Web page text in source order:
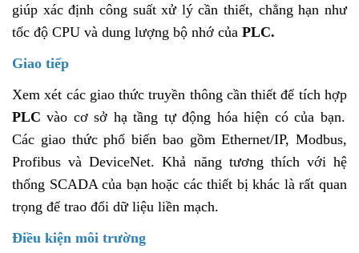
giúp xác định công suất xử lý cần thiết, chẳng hạn như
tốc độ CPU và dung lượng bộ nhớ của PLC.
Giao tiếp
Xem xét các giao thức truyền thông cần thiết để tích hợp
PLCvào cơ sở hạ tầng tự động hóa hiện có của bạn.
Các giao thức phổ biến bao gồm Ethernet/IP, Modbus,
Profibus và DeviceNet. Khả năng tương thích với hệ
thống SCADA của bạn hoặc các thiết bị khác là rất quan
trọng để trao đổi dữ liệu liền mạch.
Điều kiện môi trường